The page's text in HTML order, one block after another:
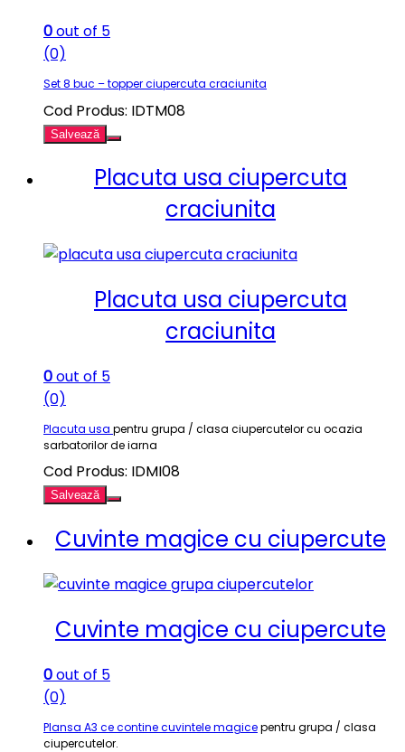
0out of 5
(0)
Set 8 buc – topper ciupercuta craciunita
Cod Produs: IDTM08
Salvează
Placuta usa ciupercuta
craciunita
Placuta usa ciupercuta
craciunita
0out of 5
(0)
Placuta usa pentru grupa / clasa ciupercutelor cu ocazia
sarbatorilor de iarna
Cod Produs: IDMI08
Salvează
Cuvinte magice cu ciupercute
Cuvinte magice cu ciupercute
0out of 5
(0)
Plansa A3 ce contine cuvintele magicepentru grupa / clasa
ciupercutelor.